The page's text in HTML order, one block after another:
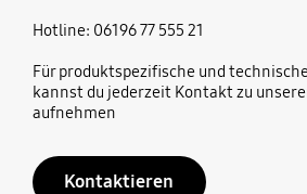
Hotline: 06196 77 555 21
Für produktspezifische und
kannst du jederzeit Kontakt zu
aufnehmen
Kontaktieren